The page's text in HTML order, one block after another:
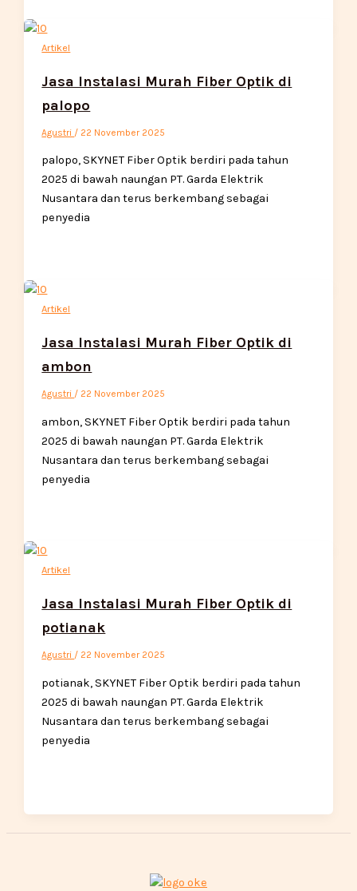
Artikel
Jasa Instalasi Murah Fiber Optik di
palopo
Agustri / 22 November 2025
palopo, SKYNET Fiber Optik berdiri pada tahun
2025 di bawah naungan PT. Garda Elektrik
Nusantara dan terus berkembang sebagai
penyedia
Artikel
Jasa Instalasi Murah Fiber Optik di
ambon
Agustri / 22 November 2025
ambon, SKYNET Fiber Optik berdiri pada tahun
2025 di bawah naungan PT. Garda Elektrik
Nusantara dan terus berkembang sebagai
penyedia
Artikel
Jasa Instalasi Murah Fiber Optik di
potianak
Agustri / 22 November 2025
potianak, SKYNET Fiber Optik berdiri pada tahun
2025 di bawah naungan PT. Garda Elektrik
Nusantara dan terus berkembang sebagai
penyedia